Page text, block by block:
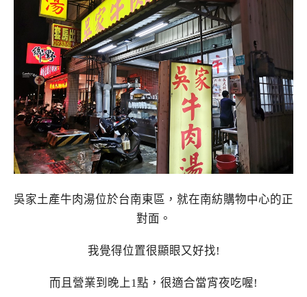
吳家土產牛肉湯位於台南東區，就在南紡購物中心的正
對面。
我覺得位置很顯眼又好找!
而且營業到晚上1點，很適合當宵夜吃喔!